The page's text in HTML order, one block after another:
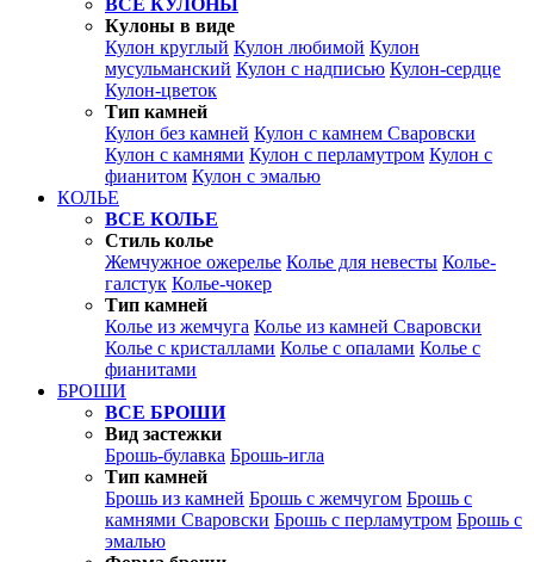
ВСЕ КУЛОНЫ
Кулоны в виде
Кулон круглый Кулон любимой Кулон
мусульманский Кулон с надписью Кулон-сердце
Кулон-цветок
Тип камней
Кулон без камней Кулон с камнем Сваровски
Кулон с камнями Кулон с перламутром Кулон с
фианитом Кулон с эмалью
КОЛЬЕ
ВСЕ КОЛЬЕ
Стиль колье
Жемчужное ожерелье Колье для невесты Колье-
галстук Колье-чокер
Тип камней
Колье из жемчуга Колье из камней Сваровски
Колье с кристаллами Колье с опалами Колье с
фианитами
БРОШИ
ВСЕ БРОШИ
Вид застежки
Брошь-булавка Брошь-игла
Тип камней
Брошь из камней Брошь с жемчугом Брошь с
камнями Сваровски Брошь с перламутром Брошь с
эмалью